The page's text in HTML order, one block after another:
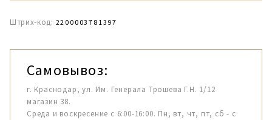
Штрих-код: 2200003781397
Самовывоз:
г. Краснодар, ул. Им. Генерала Трошева Г.Н. 1/12
магазин 38.
Среда и воскресение с 6:00-16:00. Пн, вт, чт, пт, сб - с